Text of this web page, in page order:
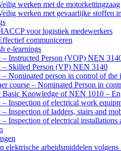
werken met de motorkettingzaag
werken met gevaarlijke stoffen
voor logistiek medewerkers
communiceren
e-learnings
– Instructed Person (VOP) NEN
– Skilled Person (VP) NEN 3140
– Nominated person in control of
course – Nominated Person in
Basic Knowledge of NEN 1010 –
– Inspection of electrical work
– Inspection of ladders, stairs and
– Inspection of electrical
elektrische arbeidsmiddelen